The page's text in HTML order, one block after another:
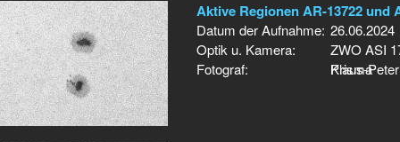
Aktive Regionen AR-13722 und
Datum der Aufnahme: 26.06.2024
Optik u. Kamera:
ZWO ASI
Prisma
Fotograf: Klaus-